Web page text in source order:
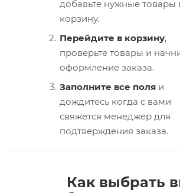
добавьте нужные товары
корзину.
Перейдите в корзину,
проверьте товары и
оформление заказа.
Заполните все поля и
дождитесь когда с вами
свяжется менеджер для
подтверждения заказа.
Как выбрать